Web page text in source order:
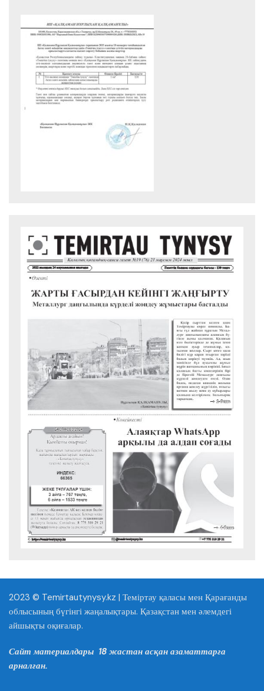
2023 © Temirtautynysy.kz | Теміртау қаласы мен Қарағанды
облысының бүгінгі жаңалықтары. Қазақстан мен әлемдегі
айшықты оқиғалар.
Сайт материалдары 18 жастан асқан азаматтарға
арналған.